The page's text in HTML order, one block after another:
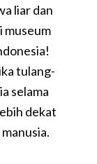
liar dan
museum
tulang-
selama
dekat